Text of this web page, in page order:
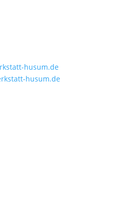
husum.de
husum.de